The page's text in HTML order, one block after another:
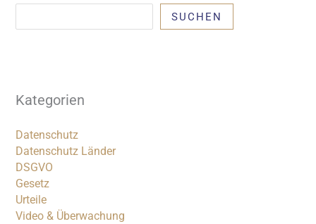
SUCHEN
Kategorien
Datenschutz
Datenschutz Länder
DSGVO
Gesetz
Urteile
Video & Überwachung